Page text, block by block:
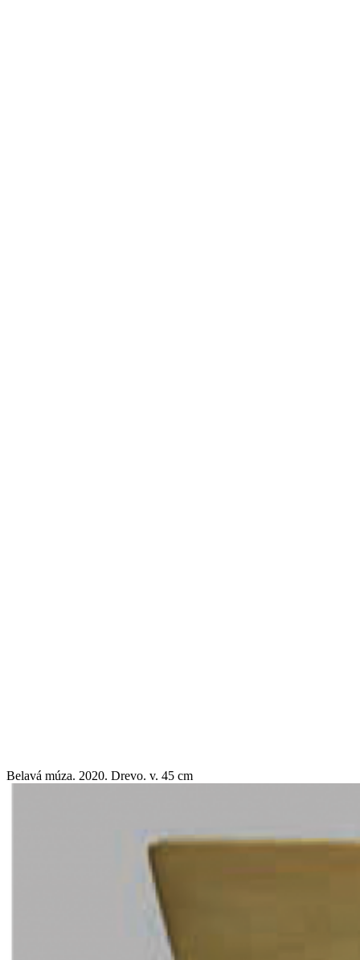
Belavá múza. 2020. Drevo. v. 45 cm